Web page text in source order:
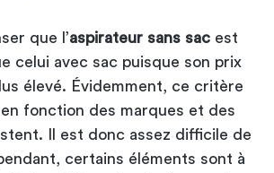
que l’aspirateur sans sac est
celui avec sac puisque son prix
élevé. Évidemment, ce critère
fonction des marques et des
Il est donc assez difficile de
certains éléments sont à